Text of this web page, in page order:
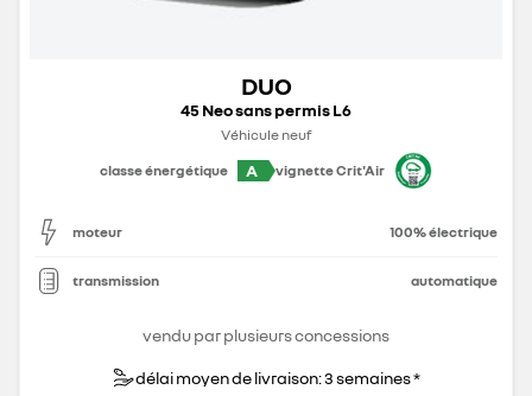
DUO
45 Neo sans permis L6
Véhicule neuf
classe énergétique
A vignette Crit'Air
moteur 100% électrique
transmission automatique
vendu par plusieurs concessions
délai moyen de livraison: 3 semaines *